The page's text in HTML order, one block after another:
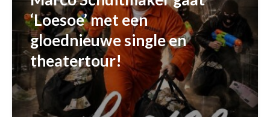
‘Loesoe’ met een
gloednieuwe single en
theatertour!